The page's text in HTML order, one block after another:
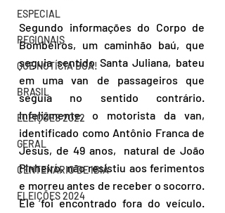
ESPECIAL
REGIONAIS
QUE NOTÍCIA BOA!
BRASIL
ELEIÇÕES 2022
GERAL
CENTENÁRIO DE IBIÁ
ELEIÇÕES 2024
Segundo informações do Corpo de
Bombeiros, um caminhão baú, que
seguia sentido Santa Juliana, bateu
em uma van de passageiros que
seguia no sentido contrário.
Infelizmente, o motorista da van,
identificado como Antônio Franca de
Jesus, de 49 anos,  natural de João
Pinheiro, não resistiu aos ferimentos
e morreu antes de receber o socorro.
Ele foi encontrado fora do veículo.